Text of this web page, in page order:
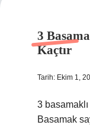
3
Kaçtır
Tarih: Ekim 1,
3
Basamak